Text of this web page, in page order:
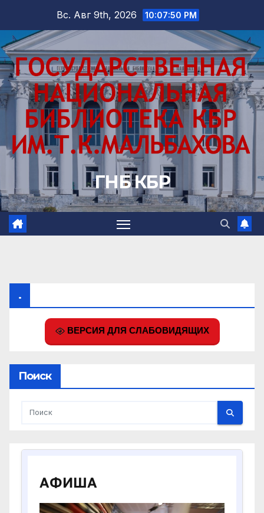
содержимому
Вс. Авг 9th, 2026 10:07:51 PM
ГНБ КБР
.
ВЕРСИЯ ДЛЯ СЛАБОВИДЯЩИХ
Поиск